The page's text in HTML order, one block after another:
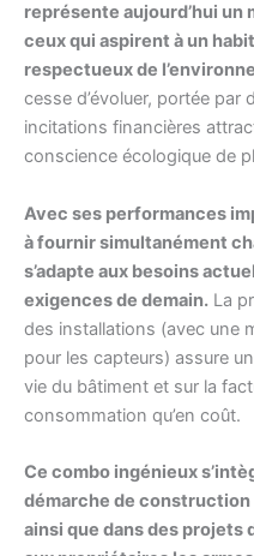
représente aujourd’hui un
ceux qui aspirent à un
respectueux de
cesse d’évoluer, portée
incitations financières
conscience écologique de
Avec ses performances
à fournir simultanément
s’adapte aux besoins
exigences de demain. La
des installations (avec une
pour les capteurs) assure
vie du bâtiment et sur la
consommation qu’en coût.
Ce combo ingénieux
démarche de
ainsi que dans des projets